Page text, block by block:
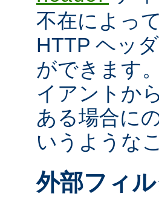
不在によっ
HTTP ヘッ
ができます
イアントか
ある場合に
いうような
外部フィ